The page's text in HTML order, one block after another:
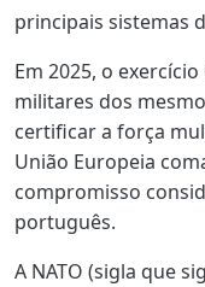
principais sistemas
Em 2025, o
militares dos
certificar a força
União Europeia
compromisso
português.
A NATO (sigla que